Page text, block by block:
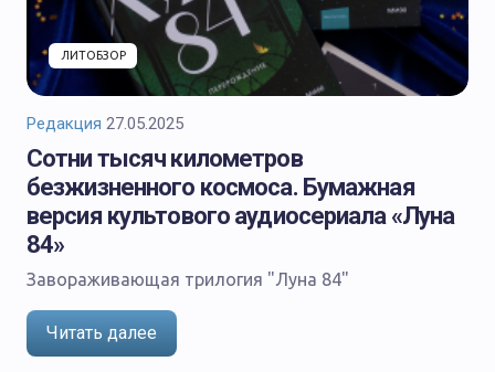
БЕЗ РУБРИКИ
ЛИТОБЗОР
Редакция 27.05.2025
Сотни тысяч километров
безжизненного космоса. Бумажная
версия культового аудиосериала «Луна
84»
Завораживающая трилогия "Луна 84"
Читать далее